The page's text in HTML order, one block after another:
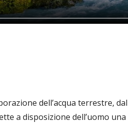
dell’acqua terrestre,
a disposizione dell’uomo